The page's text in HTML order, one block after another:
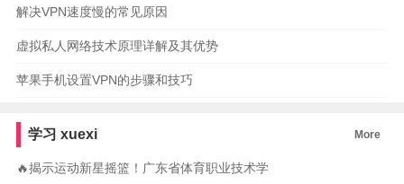
解决VPN速度慢的常见原因
虚拟私人网络技术原理详解及其优势
苹果手机设置VPN的步骤和技巧
学习 xuexi More
🔥揭示运动新星摇篮！广东省体育职业技术学